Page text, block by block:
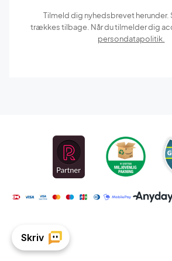
Tilmeld dig nyhedsbrevet herunder.
trækkes tilbage. Når du tilmelder dig
persondatapolitik.